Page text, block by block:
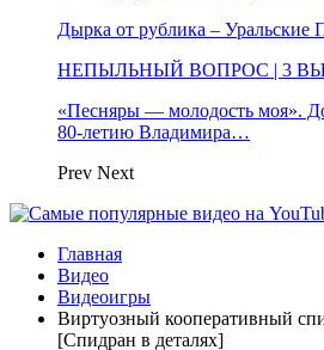
Дырка от рублика – Уральские
НЕПЫЛЬНЫЙ ВОПРОС | 3
«Песняры — молодость моя».
80-летию Владимира…
Prev Next
Главная
Видео
Видеоигры
Виртуозный кооперативный
[Спидран в деталях]